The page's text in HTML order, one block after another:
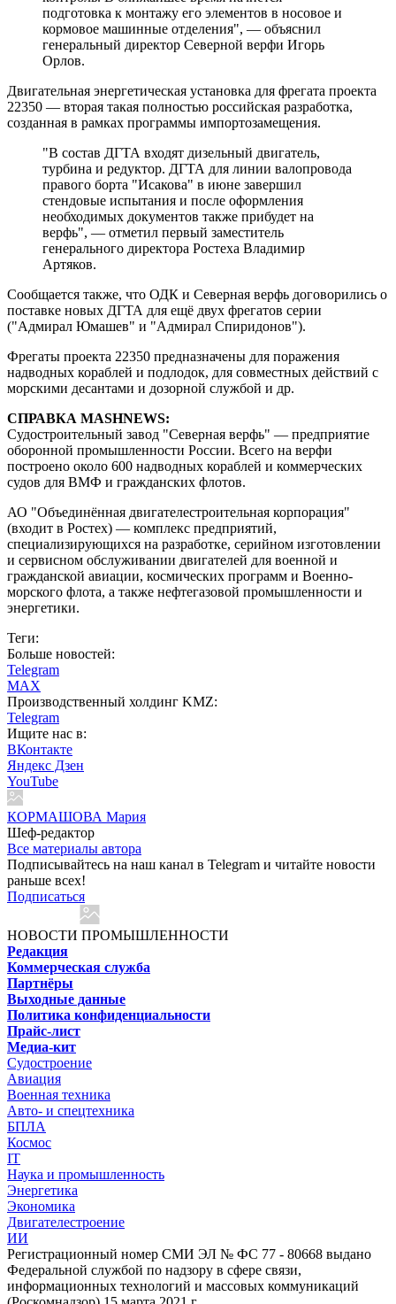
подготовка к монтажу его элементов в носовое и
кормовое машинные отделения", — объяснил
генеральный директор Северной верфи Игорь
Орлов.
Двигательная энергетическая установка для фрегата проекта
22350 — вторая такая полностью российская разработка,
созданная в рамках программы импортозамещения.
"В состав ДГТА входят дизельный двигатель,
турбина и редуктор. ДГТА для линии валопровода
правого борта "Исакова" в июне завершил
стендовые испытания и после оформления
необходимых документов также прибудет на
верфь", — отметил первый заместитель
генерального директора Ростеха Владимир
Артяков.
Сообщается также, что ОДК и Северная верфь договорились о
поставке новых ДГТА для ещё двух фрегатов серии
("Адмирал Юмашев" и "Адмирал Спиридонов").
Фрегаты проекта 22350 предназначены для поражения
надводных кораблей и подлодок, для совместных действий с
морскими десантами и дозорной службой и др.
СПРАВКА MASHNEWS:
Судостроительный завод "Северная верфь" — предприятие
оборонной промышленности России. Всего на верфи
построено около 600 надводных кораблей и коммерческих
судов для ВМФ и гражданских флотов.
АО "Объединённая двигателестроительная корпорация"
(входит в Ростех) — комплекс предприятий,
специализирующихся на разработке, серийном изготовлении
и сервисном обслуживании двигателей для военной и
гражданской авиации, космических программ и Военно-
морского флота, а также нефтегазовой промышленности и
энергетики.
Теги:
Больше новостей:
Telegram
MAX
Производственный холдинг KMZ:
Telegram
Ищите нас в:
ВКонтакте
Яндекс Дзен
YouTube
КОРМАШОВА Мария
Шеф-редактор
Все материалы автора
Подписывайтесь на наш канал в Telegram и читайте новости
раньше всех!
Подписаться
НОВОСТИ ПРОМЫШЛЕННОСТИ
Редакция
Коммерческая служба
Партнёры
Выходные данные
Политика конфиденциальности
Прайс-лист
Медиа-кит
Судостроение
Авиация
Военная техника
Авто- и спецтехника
БПЛА
Космос
IT
Наука и промышленность
Энергетика
Экономика
Двигателестроение
ИИ
Регистрационный номер СМИ ЭЛ № ФС 77 - 80668 выдано
Федеральной службой по надзору в сфере связи,
информационных технологий и массовых коммуникаций